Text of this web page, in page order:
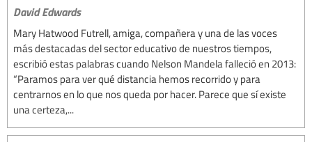
David Edwards
Mary Hatwood Futrell, amiga, compañera y una de las voces
más destacadas del sector educativo de nuestros tiempos,
escribió estas palabras cuando Nelson Mandela falleció en 2013:
“Paramos para ver qué distancia hemos recorrido y para
centrarnos en lo que nos queda por hacer. Parece que sí existe
una certeza,...